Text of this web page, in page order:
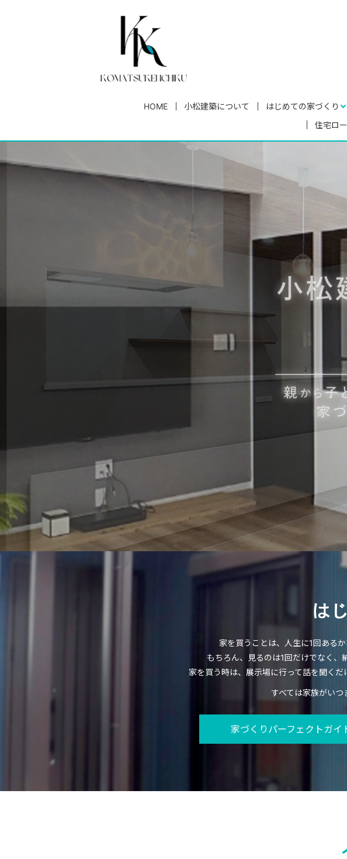
HOME 小松建築について はじめての家づくり
住宅ロ
家を買うことは、人生に1回ある
もちろん、見るのは1回だけでなく、
家を買う時は、展示場に行って話を聞く
すべては家族がい
家づくりパーフェクトガイ